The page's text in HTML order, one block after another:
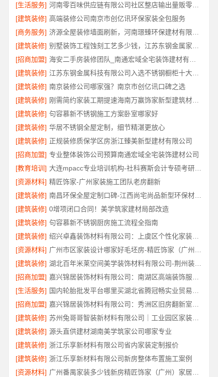
[生活服务]
河南零百味供应链有限公司社区整店输出量贩零食适配全场景
[建筑装修] 高端装修公司南京市创亿讯环保家装全包服务
[商务服务]
[建筑装修]
[招商加盟]
[建筑装修]
江苏东钢金属科技有限公司入选不锈钢橱柜十大品牌
[建筑装修] 南京装修公司哪家强？南京市创亿讯口碑之选
[建筑装修]
刚需简约家装工期提速海南万赢饰家新型建筑材料有限公司
[建筑装修] 句容慕新不锈钢施工方案卧室哪家好
[建筑装修] 华居不锈钢全屋定制，细节精湛更放心
[建筑装修] 正规装修质保学区房浙江臻美新型建材有限公司
[招商加盟] 专业整体装饰公司预算南通宏域全宅装饰建材公司
[教育培训]
大连mpacc专业培训机构-社科赛斯会计专硕考研只教解题思路和技巧
[资源材料] 精匠饰家-广州家装施工团队老房翻新
[建筑装修]
南昌环保全屋定制口碑-江西尚宅尚品新型环保材料有限公司
[建筑装修] 0增项闭口合同！美学筑家建材局部改造
[建筑装修] 句容慕新不锈钢厨房施工流程全指南
[建筑装修]
绍兴卓鑫装饰材料有限公司：上虞区个性化家装无隐形增项
[资源材料]
[建筑装修]
湖北百年米莱空间美学装饰材料有限公司-荆州装修公司婚房
[招商加盟]
[生活服务]
[招商加盟]
[建筑装修]
苏州兔哥哥智装新材料有限公司｜工业园区家装儿童房环保
[建筑装修] 源头直供建材湖南美学筑家公司哪家专业
[建筑装修] 浙江乐享新材料有限公司省内家装定制报价
[建筑装修] 浙江乐享新材料有限公司新房整体布置施工案例
[资源材料]